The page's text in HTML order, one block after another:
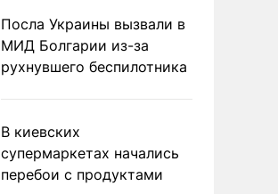
Посла Украины вызвали в
МИД Болгарии из-за
рухнувшего беспилотника
В киевских
супермаркетах начались
перебои с продуктами